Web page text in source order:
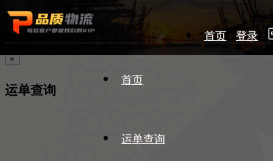
首页 登录
首页
运单查询
×
运单查询